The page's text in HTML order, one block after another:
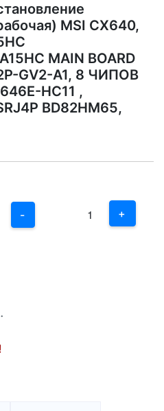
MSI CX640,
MAIN BOARD
GV2-A1, 8 ЧИПОВ
HC11 ,
BD82HM65,
-
3
1
+